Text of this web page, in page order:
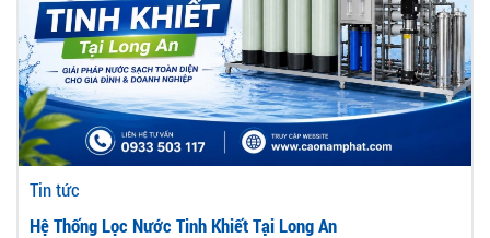
Tin tức
Hệ Thống Lọc Nước Tinh Khiết Tại Long An